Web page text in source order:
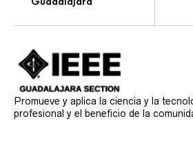
Promueve y aplica la ciencia y la
profesional y el beneficio de la